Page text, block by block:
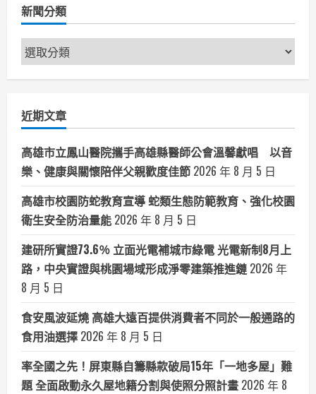
新聞分類
新
聞
分
近期文章
高雄市立鳳山醫院攜手高雄縣醫師公會溫馨獻唱 以音
樂、健康與關懷陪伴父親歡度佳節 2026 年 8 月 5 日
高雄市校園防蛇教育宣導 蛇類生態防範教育、強化校園
衛生安全防治量能 2026 年 8 月 5 日
建研所實證73.6％ 立面光電補城市綠電 光電新制8月上
路，中央實證與桃園場域形成淨零建築推進鏈 2026 年
8 月 5 日
食安風波延燒 高雄大遠百提供消費者不同於一般通路的
食用油選擇 2026 年 8 月 5 日
率全國之先！屏東縣自籌縣款破局15年「一地多屋」難
題 全面啟動永久屋地籍分割與使照分照計畫 2026 年 8